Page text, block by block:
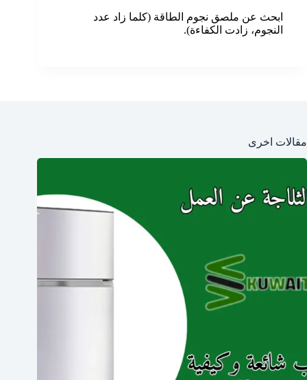
ابحث عن ملصق نجوم الطاقة (كلما زاد عدد
النجوم، زادت الكفاءة).
مقالات اخرى